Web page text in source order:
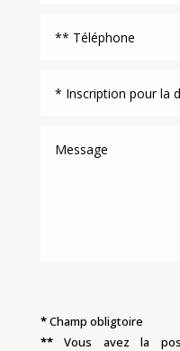
*Champ obligtoire
**Vous avez la